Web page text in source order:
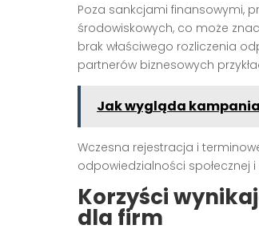
Poza sankcjami finansowymi,
środowiskowych, co może
brak właściwego rozliczenia
partnerów biznesowych
Jak wygląda
Wczesna rejestracja i
odpowiedzialności społecznej
Korzyści
dla firm